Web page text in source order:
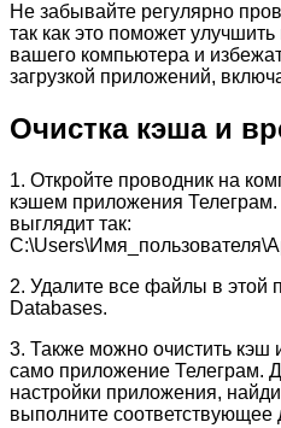
Не забывайте регулярно
так как это поможет
вашего компьютера и
загрузкой приложений,
Очистка кэша и
1. Откройте проводник на
кэшем приложения Телеграм.
выглядит так:
2. Удалите все файлы в этой
Databases.
3. Также можно очистить
само приложение Телеграм.
настройки приложения,
выполните соответствующее